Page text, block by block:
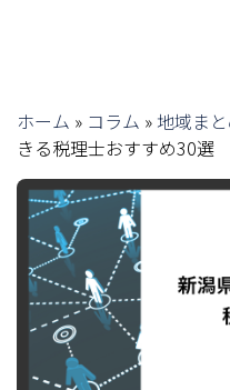
ホーム » コラム » 地域ま
きる税理士おすすめ30選